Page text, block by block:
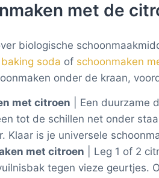
met de
biologische
baking soda of schoonmaken
onder de kraan,
met citroen | Een duurzame
tot de schillen net onder
Klaar is je universele
met citroen | Leg 1 of 2
tegen vieze geurtjes.